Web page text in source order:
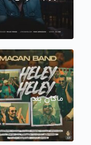
ماکان بند